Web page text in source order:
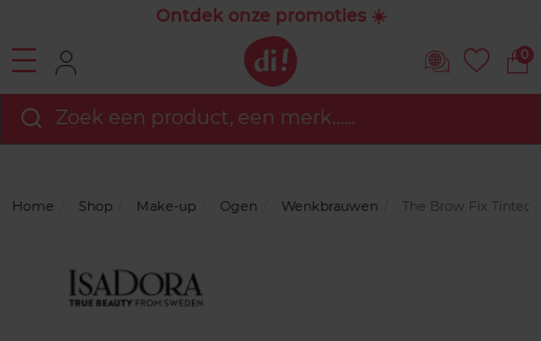
Ontdek onze promoties ☀️
0
Zoek een product, een merk…...
Home Shop Make-up Ogen Wenkbrauwen The Brow Fix Tinted